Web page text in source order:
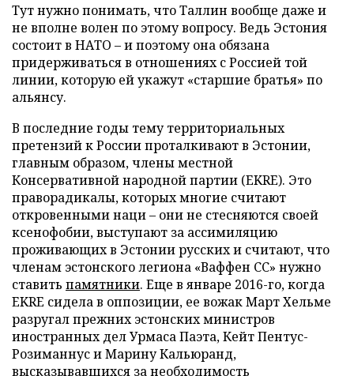
Тут нужно понимать, что Таллин вообще даже и
не вполне волен по этому вопросу. Ведь Эстония
состоит в НАТО – и поэтому она обязана
придерживаться в отношениях с Россией той
линии, которую ей укажут «старшие братья» по
альянсу.
В последние годы тему территориальных
претензий к России проталкивают в Эстонии,
главным образом, члены местной
Консервативной народной партии (EKRE). Это
праворадикалы, которых многие считают
откровенными наци – они не стесняются своей
ксенофобии, выступают за ассимиляцию
проживающих в Эстонии русских и считают, что
членам эстонского легиона «Ваффен СС» нужно
ставить памятники. Еще в январе 2016-го, когда
EKRE сидела в оппозиции, ее вожак Март Хельме
разругал прежних эстонских министров
иностранных дел Урмаса Паэта, Кейт Пентус-
Розиманнус и Марину Кальюранд,
высказывавшихся за необходимость